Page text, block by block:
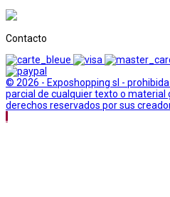
Contacto
© 2026 - Exposhopping sl -
parcial de cualquier texto o material
derechos reservados por sus